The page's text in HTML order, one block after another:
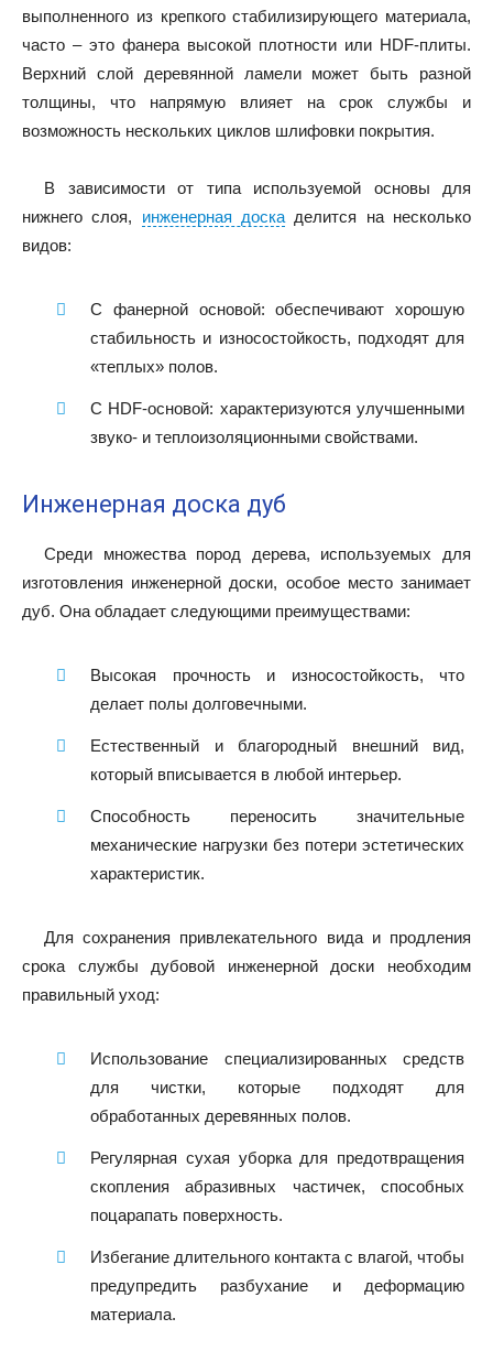
выполненного из крепкого стабилизирующего материала,
часто – это фанера высокой плотности или HDF-плиты.
Верхний слой деревянной ламели может быть разной
толщины, что напрямую влияет на срок службы и
возможность нескольких циклов шлифовки покрытия.
В зависимости от типа используемой основы для
нижнего слоя, инженерная доска делится на несколько
видов:
С фанерной основой: обеспечивают хорошую
стабильность и износостойкость, подходят для
«теплых» полов.
С HDF-основой: характеризуются улучшенными
звуко- и теплоизоляционными свойствами.
Инженерная доска дуб
Среди множества пород дерева, используемых для
изготовления инженерной доски, особое место занимает
дуб. Она обладает следующими преимуществами:
Высокая прочность и износостойкость, что
делает полы долговечными.
Естественный и благородный внешний вид,
который вписывается в любой интерьер.
Способность переносить значительные
механические нагрузки без потери эстетических
характеристик.
Для сохранения привлекательного вида и продления
срока службы дубовой инженерной доски необходим
правильный уход:
Использование специализированных средств
для чистки, которые подходят для
обработанных деревянных полов.
Регулярная сухая уборка для предотвращения
скопления абразивных частичек, способных
поцарапать поверхность.
Избегание длительного контакта с влагой, чтобы
предупредить разбухание и деформацию
материала.